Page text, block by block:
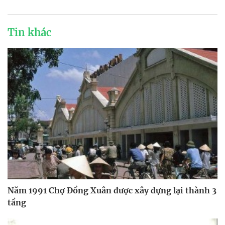
Tin khác
Năm 1991 Chợ Đồng Xuân được xây dựng lại thành 3
tầng